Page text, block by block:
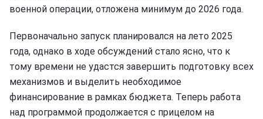
военной операции, отложена минимум до 2026 года.
Первоначально запуск планировался на лето 2025
года, однако в ходе обсуждений стало ясно, что к
тому времени не удастся завершить подготовку всех
механизмов и выделить необходимое
финансирование в рамках бюджета. Теперь работа
над программой продолжается с прицелом на